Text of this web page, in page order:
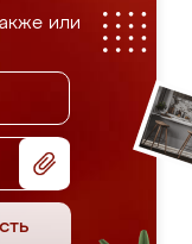
или